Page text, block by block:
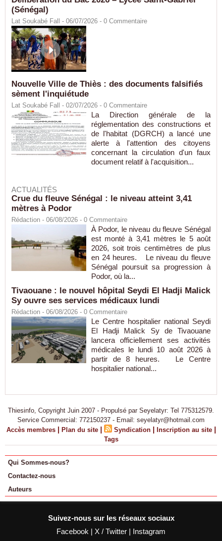
(Sénégal)
Lat Soukabé Fall - 06/07/2026 - 0 Commentaire
Nouvelle Ville de Thiès : des documents falsifiés
sèment l'inquiétude
Lat Soukabé Fall - 02/07/2026 - 0 Commentaire
La Direction générale de la
réglementation des constructions et
de l'habitat (DGRCH) a lancé une
alerte à l'attention des citoyens
concernant la circulation d'un faux
document relatif à l'acquisition...
ACTUALITÉS
Crue du fleuve Sénégal : le niveau atteint 3,41
mètres à Podor
Rédaction - 06/08/2026 - 0 Commentaire
À Podor, le niveau du fleuve Sénégal
est monté à 3,41 mètres le 5 août
2026, soit trois centimètres de plus
en 24 heures. Le niveau du fleuve
Sénégal poursuit sa progression à
Podor, où la...
Tivaouane : le nouvel hôpital Seydi El Hadji Malick
Sy ouvre ses services médicaux lundi
Rédaction - 06/08/2026 - 0 Commentaire
Le Centre hospitalier national Seydi
El Hadji Malick Sy de Tivaouane
lancera officiellement ses activités
médicales le lundi 10 août 2026 à
partir de 8 heures. Le Centre
hospitalier national...
Thiesinfo, Copyright Juin 2007 - Propulsé par Seyelatyr: Tel 775312579.
Service Commercial: 772150237 - Email: seyelatyr@hotmail.com
Accès membres | Plan du site | Syndication | Inscription au site |
Tags
Qui Sommes-nous?
Contactez-nous
Auteurs
Suivez-nous sur les réseaux sociaux
Facebook | X / Twitter | Instagram